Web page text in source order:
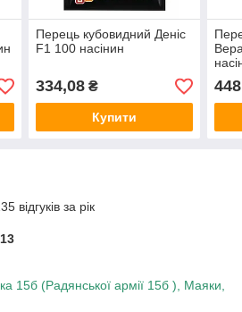
Перець кубовидний Деніс
F1 100 насінин
334,08₴
Купити
відгуків за рік
15б (Радянської армії 15б ), Маяки,